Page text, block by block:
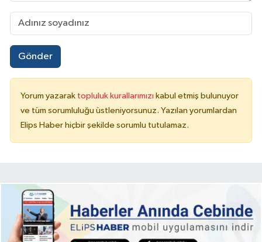
Gönder
Yorum yazarak topluluk kurallarımızı kabul etmiş bulunuyor
ve tüm sorumluluğu üstleniyorsunuz. Yazılan yorumlardan
Elips Haber hiçbir şekilde sorumlu tutulamaz.